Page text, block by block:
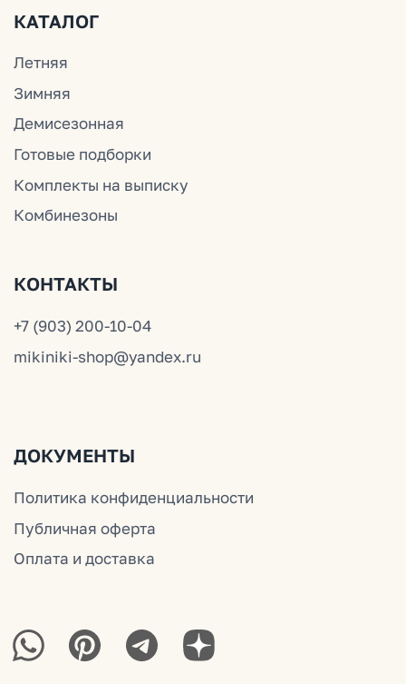
ИНН 504011454078
© Mikiniki 2024
Оплата и доставка